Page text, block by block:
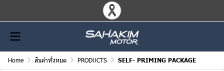
Home สินค้าทั้งหมด PRODUCTS SELF- PRIMING PACKAGE